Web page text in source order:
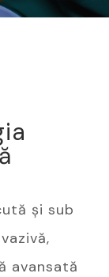
și sub
avansată